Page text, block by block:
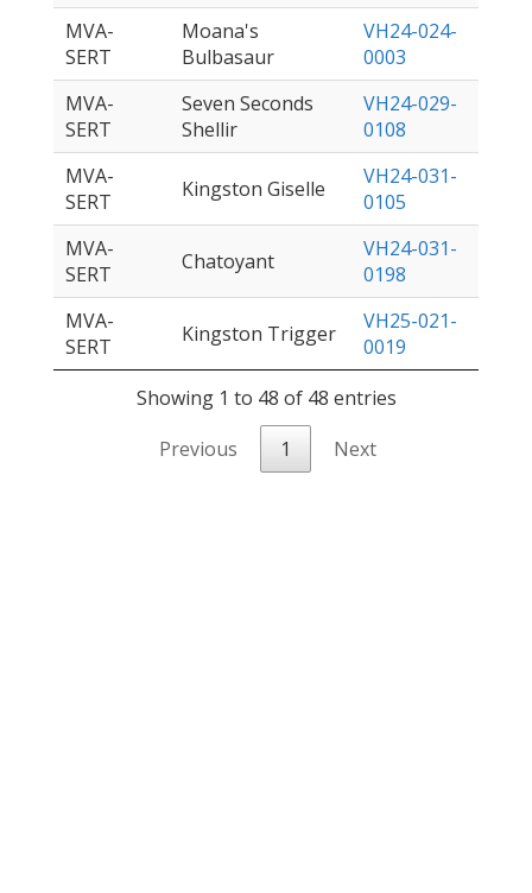
MVA-
SERT
Moana's
Bulbasaur
VH24-024-
0003
MVA-
SERT
Seven Seconds
Shellir
VH24-029-
0108
MVA-
SERT
Kingston Giselle
VH24-031-
0105
MVA-
SERT
Chatoyant
VH24-031-
0198
MVA-
SERT
Kingston Trigger
VH25-021-
0019
Showing 1 to 48 of 48 entries
Previous
1 Next